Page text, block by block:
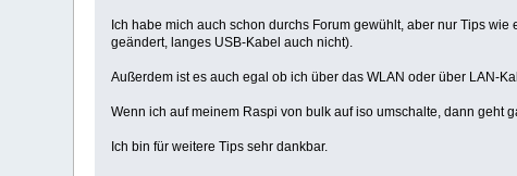
Ich habe mich auch schon durchs Forum gewühlt, aber nur Tips
geändert, langes USB-Kabel auch nicht).
Außerdem ist es auch egal ob ich über das WLAN oder über LAN-
Wenn ich auf meinem Raspi von bulk auf iso umschalte, dann geht
Ich bin für weitere Tips sehr dankbar.